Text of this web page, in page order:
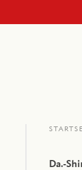
Da.-